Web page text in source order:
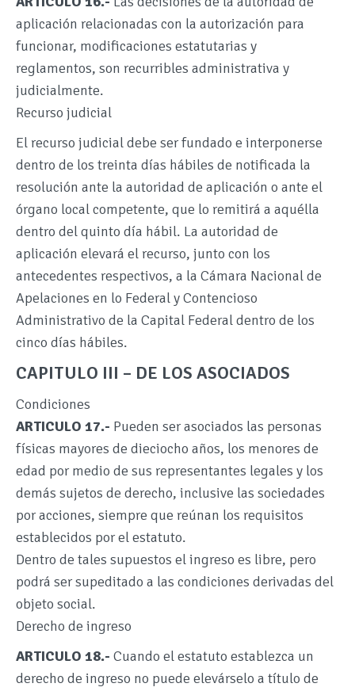
aplicación relacionadas con la autorización para
funcionar, modificaciones estatutarias y
reglamentos, son recurribles administrativa y
judicialmente.
Recurso judicial
El recurso judicial debe ser fundado e interponerse
dentro de los treinta días hábiles de notificada la
resolución ante la autoridad de aplicación o ante el
órgano local competente, que lo remitirá a aquélla
dentro del quinto día hábil. La autoridad de
aplicación elevará el recurso, junto con los
antecedentes respectivos, a la Cámara Nacional de
Apelaciones en lo Federal y Contencioso
Administrativo de la Capital Federal dentro de los
cinco días hábiles.
CAPITULO III – DE LOS ASOCIADOS
Condiciones
ARTICULO 17.- Pueden ser asociados las personas
físicas mayores de dieciocho años, los menores de
edad por medio de sus representantes legales y los
demás sujetos de derecho, inclusive las sociedades
por acciones, siempre que reúnan los requisitos
establecidos por el estatuto.
Dentro de tales supuestos el ingreso es libre, pero
podrá ser supeditado a las condiciones derivadas del
objeto social.
Derecho de ingreso
ARTICULO 18.- Cuando el estatuto establezca un
derecho de ingreso no puede elevárselo a título de